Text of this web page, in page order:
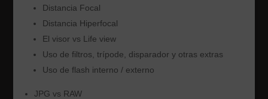
Distancia Focal
Distancia Hiperfocal
El visor vs Life view
Uso de filtros, trípode, disparador y otras extras
Uso de flash interno / externo
JPG vs RAW